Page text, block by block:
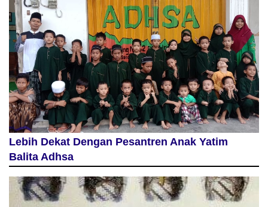
Lebih Dekat Dengan Pesantren Anak Yatim
Balita Adhsa